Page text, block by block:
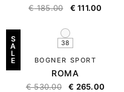
€185.00 € 111.00
S
A
L
E
38
BOGNER SPORT
ROMA
€530.00 € 265.00